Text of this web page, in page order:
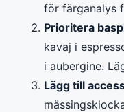
för färganalys
Prioritera
kavaj i
i aubergine.
Lägg till